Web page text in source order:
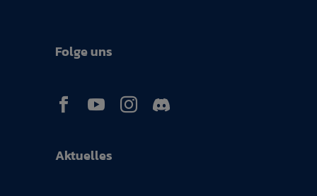
Aktuelles
Folge uns
  